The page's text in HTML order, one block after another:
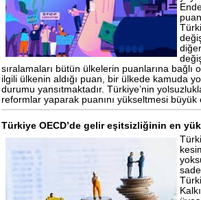
sıralamaları bütün ülkelerin puanlarına
ilgili ülkenin aldığı puan, bir ülkede kamuda
durumu yansıtmaktadır. Türkiye’nin
reformlar yaparak puanını yükseltmesi büyük
Türkiye OECD’de gelir eşitsizliğinin en